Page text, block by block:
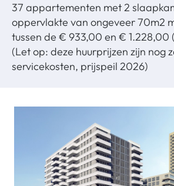
37 appartementen met 2
oppervlakte van ongeveer 70m2
tussen de € 933,00 en € 1.228,00
(Let op: deze huurprijzen zijn nog
servicekosten, prijspeil 2026)